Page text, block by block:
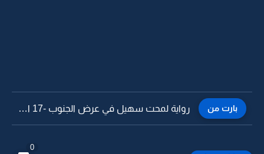
بارت من رواية لمحت سهيل في عرض الجنوب -16
0